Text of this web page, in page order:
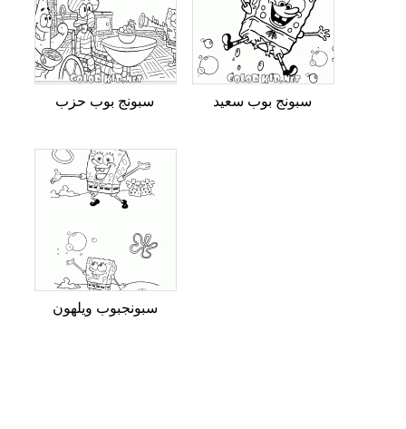
سبونج بوب حزب سبونج بوب سعيد
سبونجبوب ويلهون